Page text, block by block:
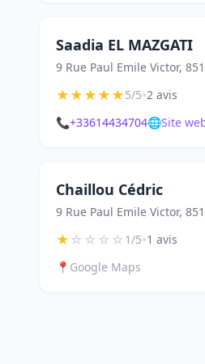
Saadia EL MAZGATI
9 Rue Paul Emile Victor,
★★★★★5/5•2 avis
📞+33614434704🌐Site
Chaillou Cédric
9 Rue Paul Emile Victor,
★☆☆☆☆1/5•1 avis
📍 Google Maps